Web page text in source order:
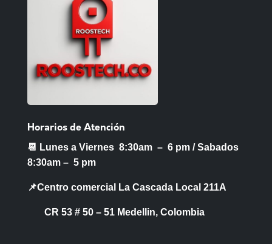
Horarios de Atención
📆 Lunes a Viernes 8:30am – 6 pm /Sabados
8:30am – 5 pm
📌Centro comercial La Cascada Local 211A
CR 53 # 50 – 51 Medellin, Colombia